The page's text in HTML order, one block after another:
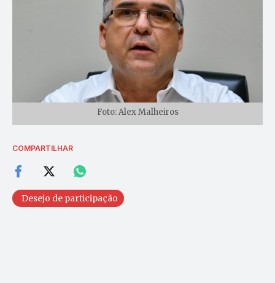
Foto: Alex Malheiros
COMPARTILHAR
Desejo de participação